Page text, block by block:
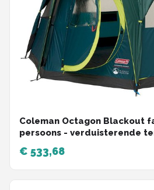
Coleman Octagon Blackout
persoons - verduisterende
€ 533,68